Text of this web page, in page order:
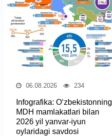
06.08.2026 234
Infografika: O‘zbekistonning
MDH mamlakatlari bilan
2026 yil yanvar-iyun
oylaridagi savdosi